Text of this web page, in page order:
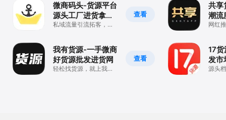
查看
微商码头-货源平台
源头工厂进货拿货
一手批发平台
私域流量引流拓客，莆
查看
我有货源-一手微商
好货源批发进货网
轻松找货源，就上我有
共享
潮流
网
网红
17
发市
代发
源头